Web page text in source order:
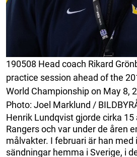
190508 Head coach Rikard
practice session ahead of the
World Championship on May 8,
Photo: Joel Marklund /
Henrik Lundqvist gjorde cirka 15
Rangers och var under de åren
målvakter. I februari är han med
sändningar hemma i Sverige, i